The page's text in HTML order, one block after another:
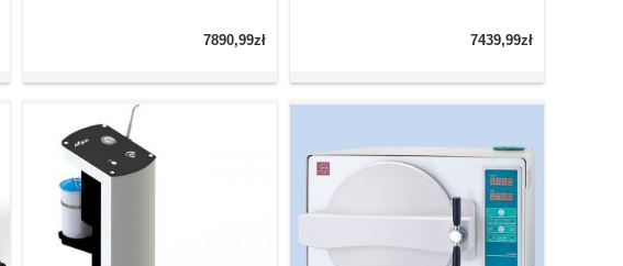
7890,99zł 7439,99zł